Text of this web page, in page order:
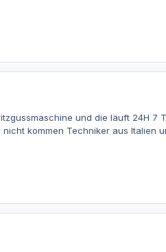
und die läuft 24H 7
kommen Techniker aus Italien